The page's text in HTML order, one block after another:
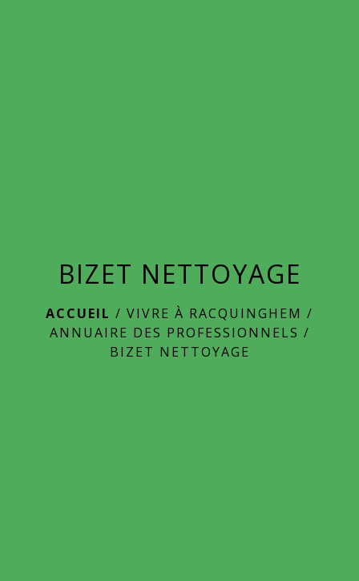
BIZET NETTOYAGE
ACCUEIL / VIVRE À RACQUINGHEM /
ANNUAIRE DES PROFESSIONNELS /
BIZET NETTOYAGE